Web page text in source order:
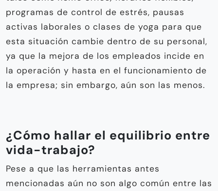
programas de control de estrés, pausas
activas laborales o clases de yoga para que
esta situación cambie dentro de su personal,
ya que la mejora de los empleados incide en
la operación y hasta en el funcionamiento de
la empresa; sin embargo, aún son las menos.
¿Cómo hallar el equilibrio entre
vida-trabajo?
Pese a que las herramientas antes
mencionadas aún no son algo común entre las